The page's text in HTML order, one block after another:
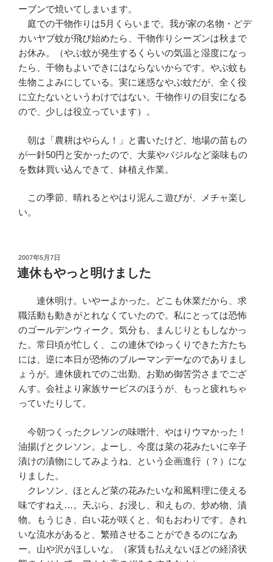
ーブンで焼いてしまいます。
庭での干物作りは5月くらいまで。我が家の名物・どデ
カいヤブ蚊が飛び始めたら、干物作りシーズンは秋まで
お休み。（やぶ蚊が発生するくらいの気温と湿度になっ
たら、干物もよいできにはならないからです。やぶ蚊も
生物こよみにしている。実に迷惑なやぶ蚊だが、全く役
に立たないというわけではない。干物作りの目安になる
ので、少しは役立っています）。
朝は「農耕はやらん！」と書いたけど、地場の苗もの
が一針50円と安かったので、大葉やバジルなど薬味もの
を数鉢買い込んできて、鉢植え作業。
この季節、晴れるとやはり泥んこ遊びが、メチャ楽し
い。
投
稿
日:
2007年5月7日
連休もやっと明けました
連休明け。いやーよかった。どこも休業だから、求
職活動も動きがとれなくていたので。私にとっては恐怖
のゴールデンウィーク。気分も、まんじりともしなかっ
た。常日頃が忙しく、この連休でゆっくりできた方たち
には、逆に本日が恐怖のブルーマンデーなのでありまし
ょうが。連休疲れでのご出勤、お勤め御苦労さまでござ
んす。会社より家族サービスのほうが、もっと疲れちゃ
っていたりして。
今朝つくったクレソンの味噌汁、やはりウマかった！
油揚げとクレソン。よーし、今度は菜の花みたいに辛子
漬けの漬物にしてみようね、という企画進行（？）にな
りました。
クレソン、ほとんど菜の花みたいな和風料理に使える
味ですねえ…。天ぷら、お浸し、和えもの、炒め物、漬
物。もうじき、白い花が咲くと、旬もおわりです。きれ
いな流水があると、繁殖させることができるのになあ
ー。山や沢がほしいな。（家賃も払えないほどの経済状